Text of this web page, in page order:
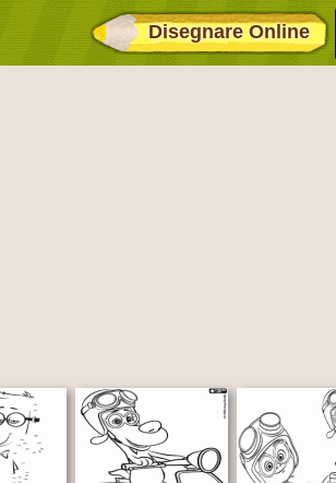
Disegnare Online